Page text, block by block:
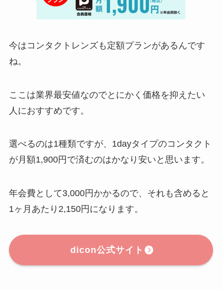
今はコンタクトレンズも定額プランがあるんです
ね。
ここは業界最安値なのでとにかく価格を抑えたい
人におすすめです。
選べるのは1種類ですが、1dayタイプのコンタクト
が月額1,900円で済むのはかなり安いと思います。
年会費として3,000円かかるので、それも含めると
1ヶ月あたり2,150円になります。
dicon公式サイト